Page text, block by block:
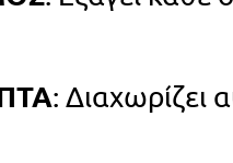
: Διαχωρίζει